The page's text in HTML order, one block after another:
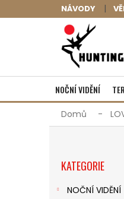
na
NÁVODY
NOČNÍ VIDĚNÍ
Domů
P
kategorie
KATEGORIE
NOČNÍ VIDĚNÍ